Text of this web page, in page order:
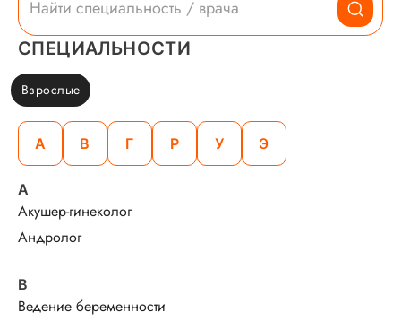
СПЕЦИАЛЬНОСТИ
Взрослые
А В Г Р У Э
А
Акушер-гинеколог
Андролог
В
Ведение беременности